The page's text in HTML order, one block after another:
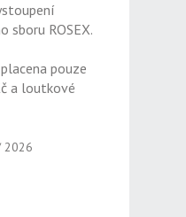
sboru ROSEX.
pouze
a loutkové
2026